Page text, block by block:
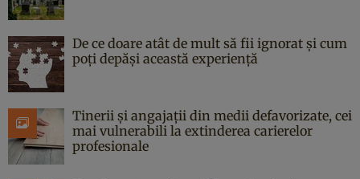
De ce doare atât de mult să fii ignorat și cum
poți depăși această experiență
Tinerii și angajații din medii defavorizate, cei
mai vulnerabili la extinderea carierelor
profesionale